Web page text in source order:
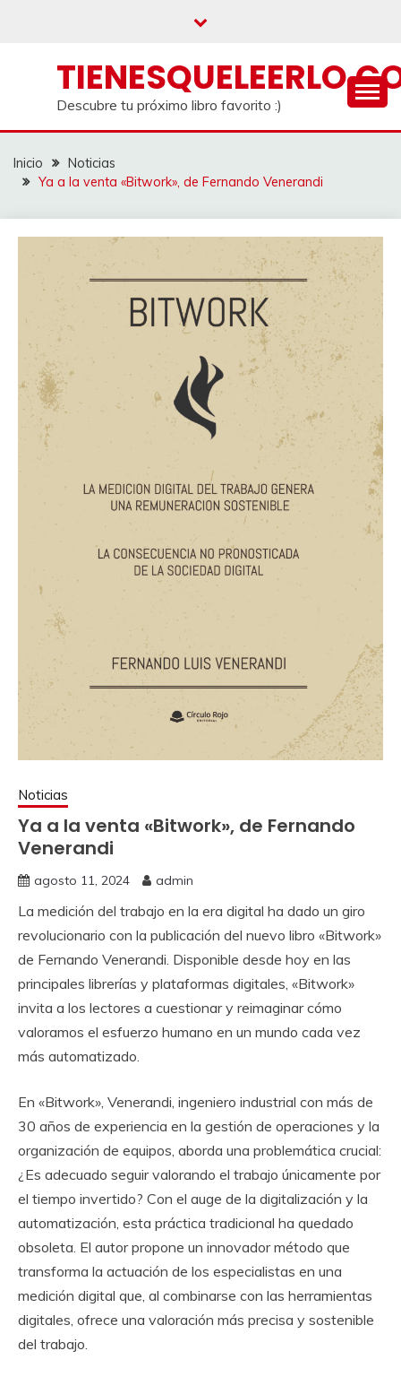
Descubre tu próximo libro favorito :)
Inicio
Noticias
Ya a la venta «Bitwork», de Fernando Venerandi
Noticias
Ya a la venta «Bitwork», de Fernando
Venerandi
agosto 11, 2024 admin
La medición del trabajo en la era digital ha dado un giro
revolucionario con la publicación del nuevo libro «Bitwork»
de Fernando Venerandi. Disponible desde hoy en las
principales librerías y plataformas digitales, «Bitwork»
invita a los lectores a cuestionar y reimaginar cómo
valoramos el esfuerzo humano en un mundo cada vez
más automatizado.
En «Bitwork», Venerandi, ingeniero industrial con más de
30 años de experiencia en la gestión de operaciones y la
organización de equipos, aborda una problemática crucial:
¿Es adecuado seguir valorando el trabajo únicamente por
el tiempo invertido? Con el auge de la digitalización y la
automatización, esta práctica tradicional ha quedado
obsoleta. El autor propone un innovador método que
transforma la actuación de los especialistas en una
medición digital que, al combinarse con las herramientas
digitales, ofrece una valoración más precisa y sostenible
del trabajo.